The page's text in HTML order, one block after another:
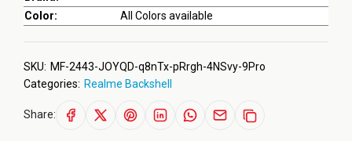
Color: All Colors available
SKU: MF-2443-JOYQD-q8nTx-pRrgh-4NSvy-9Pro
Categories: Realme Backshell
Share: